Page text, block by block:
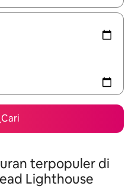
Cari
terpopuler di
Lighthouse